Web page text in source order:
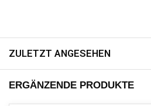
ZULETZT ANGESEHEN
ERGÄNZENDE PRODUKTE